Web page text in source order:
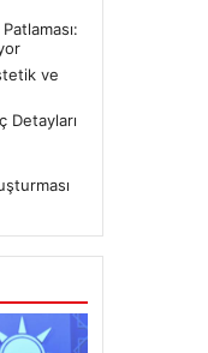
ve
Detayları